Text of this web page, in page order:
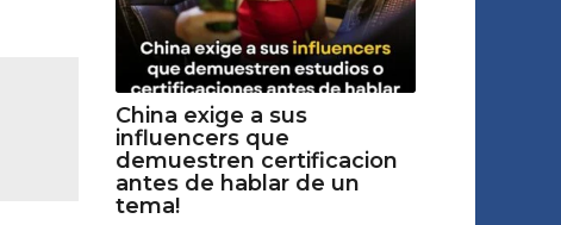
China exige a sus
influencers que
demuestren certificacion
antes de hablar de un
tema!